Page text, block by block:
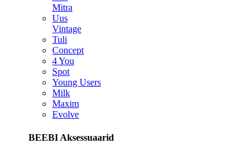
Mitra
Uus
Vintage
Tuli
Concept
4 You
Spot
Young Users
Milk
Maxim
Evolve
BEEBI Aksessuaarid